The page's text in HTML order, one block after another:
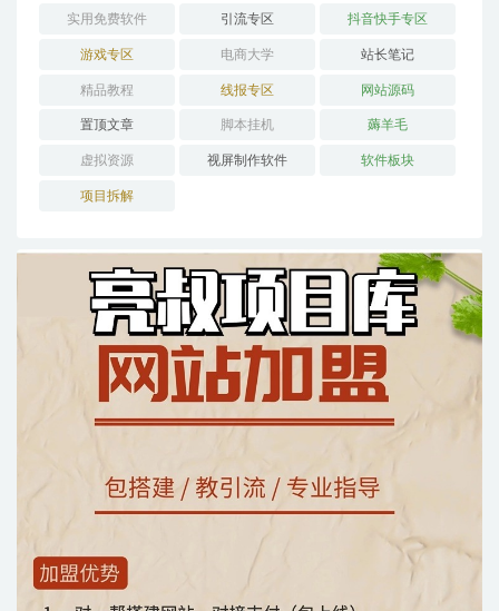
实用免费软件 引流专区 抖音快手专区
游戏专区 电商大学 站长笔记
精品教程 线报专区 网站源码
置顶文章 脚本挂机 薅羊毛
虚拟资源 视屏制作软件 软件板块
项目拆解